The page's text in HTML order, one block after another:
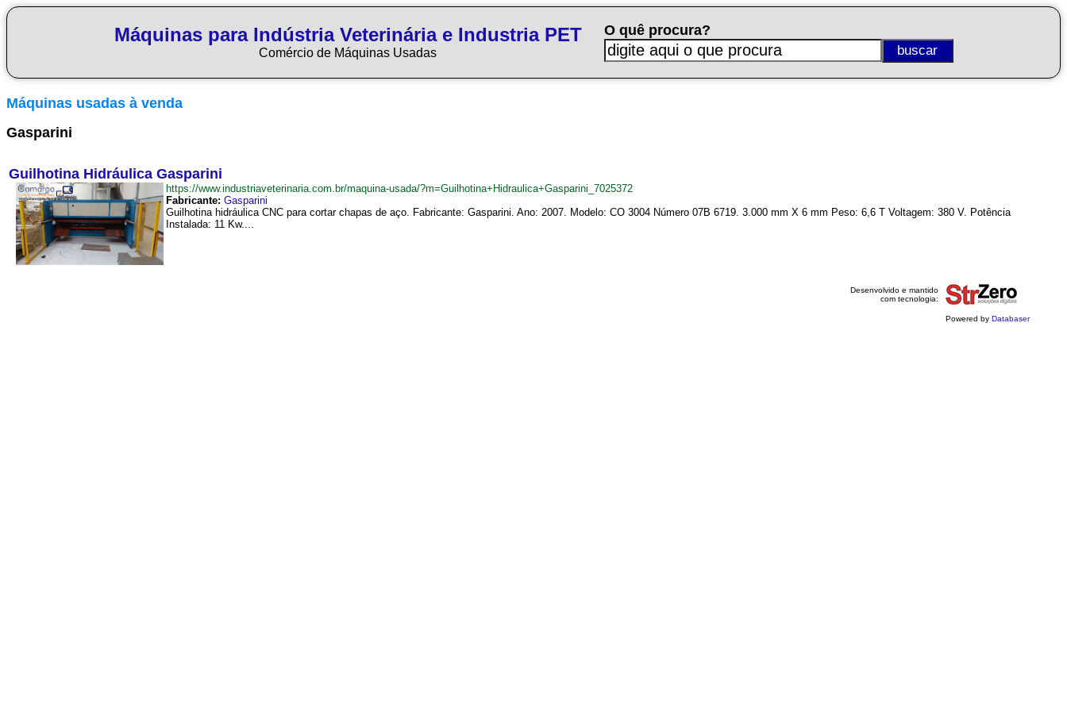
Máquinas para Indústria Veterinária e Industria PET
Comércio de Máquinas Usadas
O quê procura?
Máquinas usadas à venda
Gasparini
Guilhotina Hidráulica Gasparini
https://www.industriaveterinaria.com.br/maquina-usada/?m=Guilhotina+Hidraulica+Gasparini_7025372
Fabricante: Gasparini
Guilhotina hidráulica CNC para cortar chapas de aço. Fabricante: Gasparini. Ano: 2007. Modelo: CO 3004 Número 07B 6719. 3.000 mm X 6 mm Peso: 6,6 T Voltagem: 380 V. Potência
Instalada: 11 Kw....
Desenvolvido e mantido
com tecnologia:
Powered by Databaser